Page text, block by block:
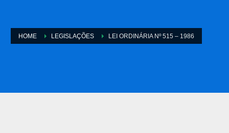
HOME LEGISLAÇÕES LEI ORDINÁRIA Nº 515 – 1986